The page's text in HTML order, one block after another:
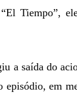
Tiempo”,
a saída do
em